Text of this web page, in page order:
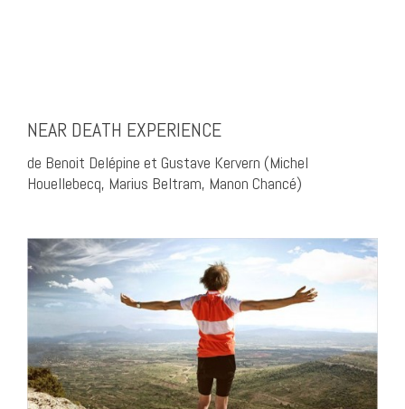
NEAR DEATH EXPERIENCE
de Benoit Delépine et Gustave Kervern (Michel
Houellebecq, Marius Beltram, Manon Chancé)